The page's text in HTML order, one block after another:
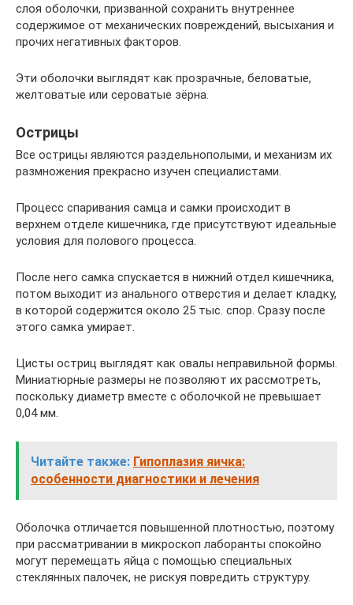
слоя оболочки, призванной сохранить внутреннее
содержимое от механических повреждений, высыхания и
прочих негативных факторов.
Эти оболочки выглядят как прозрачные, беловатые,
желтоватые или сероватые зёрна.
Острицы
Все острицы являются раздельнополыми, и механизм их
размножения прекрасно изучен специалистами.
Процесс спаривания самца и самки происходит в
верхнем отделе кишечника, где присутствуют идеальные
условия для полового процесса.
После него самка спускается в нижний отдел кишечника,
потом выходит из анального отверстия и делает кладку,
в которой содержится около 25 тыс. спор. Сразу после
этого самка умирает.
Цисты остриц выглядят как овалы неправильной формы.
Миниатюрные размеры не позволяют их рассмотреть,
поскольку диаметр вместе с оболочкой не превышает
0,04 мм.
Читайте также: Гипоплазия яичка:
особенности диагностики и лечения
Оболочка отличается повышенной плотностью, поэтому
при рассматривании в микроскоп лаборанты спокойно
могут перемещать яйца с помощью специальных
стеклянных палочек, не рискуя повредить структуру.